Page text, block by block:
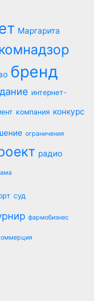
Маргарита
бренд
интернет-
компания конкурс
ограничения
радио
суд
фармобизнес